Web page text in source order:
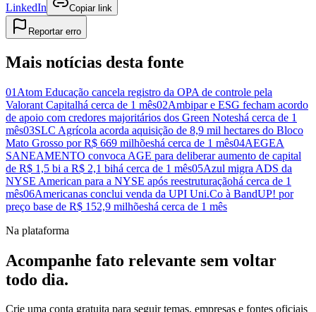
LinkedIn Copiar link
Reportar erro
Mais notícias desta fonte
01 Atom Educação cancela registro da OPA de controle pela
Valorant Capitalhá cerca de 1 mês02Ambipar e ESG fecham acordo
de apoio com credores majoritários dos Green Noteshá cerca de 1
mês03SLC Agrícola acorda aquisição de 8,9 mil hectares do Bloco
Mato Grosso por R$ 669 milhõeshá cerca de 1 mês04AEGEA
SANEAMENTO convoca AGE para deliberar aumento de capital
de R$ 1,5 bi a R$ 2,1 bihá cerca de 1 mês05Azul migra ADS da
NYSE American para a NYSE após reestruturaçãohá cerca de 1
mês06Americanas conclui venda da UPI Uni.Co à BandUP! por
preço base de R$ 152,9 milhõeshá cerca de 1 mês
Na plataforma
Acompanhe fato relevante sem voltar
todo dia.
Crie uma conta gratuita para seguir temas, empresas e fontes oficiais